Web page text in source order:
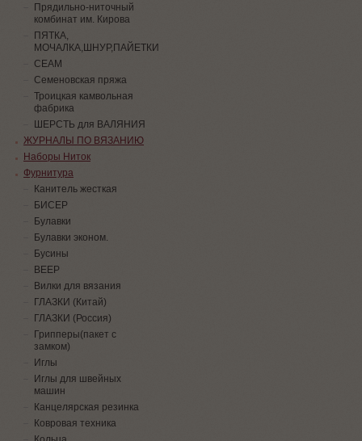
Прядильно-ниточный
комбинат им. Кирова
ПЯТКА,
МОЧАЛКА,ШНУР,ПАЙЕТКИ
СЕАМ
Семеновская пряжа
Троицкая камвольная
фабрика
ШЕРСТЬ для ВАЛЯНИЯ
ЖУРНАЛЫ ПО ВЯЗАНИЮ
Наборы Ниток
Фурнитура
Канитель жесткая
БИСЕР
Булавки
Булавки эконом.
Бусины
ВЕЕР
Вилки для вязания
ГЛАЗКИ (Китай)
ГЛАЗКИ (Россия)
Грипперы(пакет с
замком)
Иглы
Иглы для швейных
машин
Канцелярская резинка
Ковровая техника